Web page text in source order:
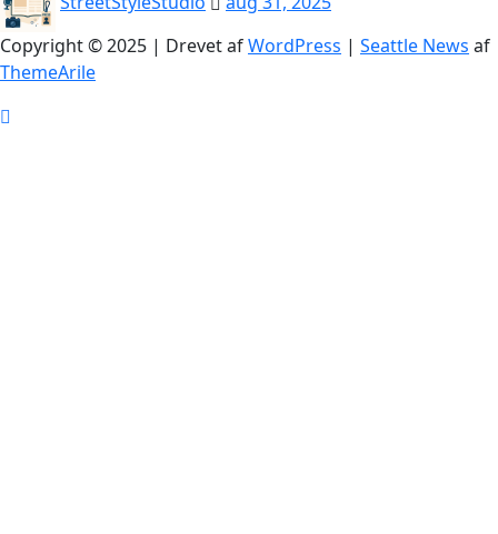
Copyright © 2025 | Drevet afWordPress | Seattle News af
ThemeArile